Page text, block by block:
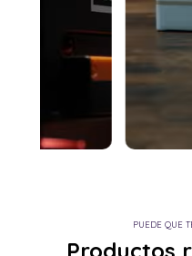
PUEDE QUE
Productos